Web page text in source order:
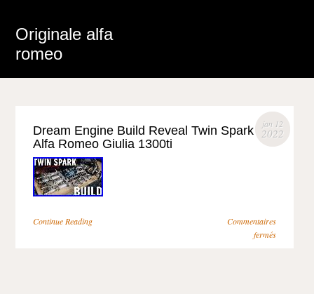
Originale alfa
romeo
jan 12
2022
Dream Engine Build Reveal Twin Spark
Alfa Romeo Giulia 1300ti
Continue Reading
Commentaires
fermés